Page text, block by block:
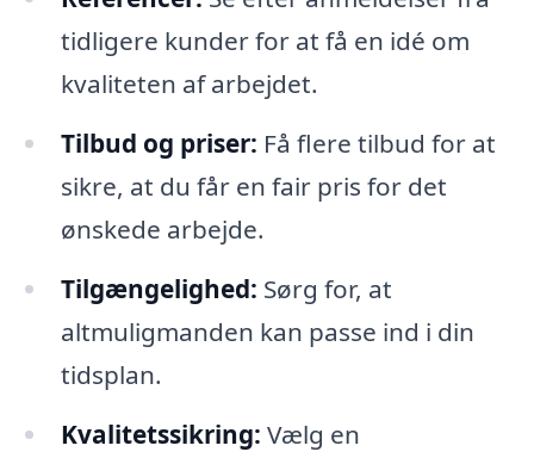
tidligere kunder for at få en idé om
kvaliteten af arbejdet.
Tilbud og priser: Få flere tilbud for at
sikre, at du får en fair pris for det
ønskede arbejde.
Tilgængelighed: Sørg for, at
altmuligmanden kan passe ind i din
tidsplan.
Kvalitetssikring: Vælg en